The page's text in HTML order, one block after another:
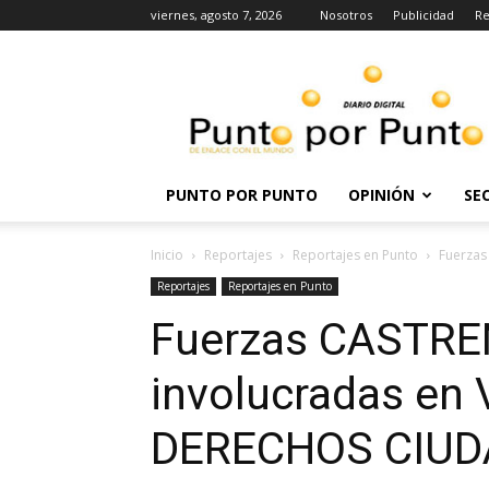
viernes, agosto 7, 2026 Nosotros Publicidad
Punto
PUNTO POR PUNTO OPINIÓN
Inicio Reportajes Reportajes en Punto
Reportajes Reportajes en Punto
Fuerzas
involucradas en
DERECHOS